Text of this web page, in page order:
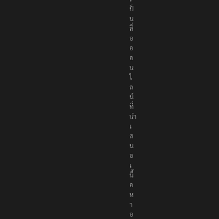
s
เ
ป็
น
สื่
อ
อ
อ
น
ไ
ล
น์
ที่
นำ
เ
ส
น
อ
เ
นื้
อ
ห